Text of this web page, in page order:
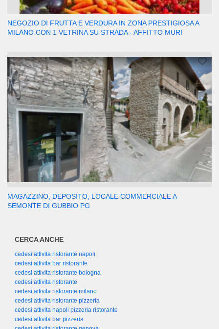
NEGOZIO DI FRUTTA E VERDURA IN ZONA PRESTIGIOSA A
MILANO CON 1 VETRINA SU STRADA - AFFITTO MURI
MAGAZZINO, DEPOSITO, LOCALE COMMERCIALE A
SEMONTE DI GUBBIO PG
CERCA ANCHE
cedesi attivita ristorante napoli
cedesi attivita bar ristorante
cedesi attivita ristorante bologna
cedesi attivita ristorante
cedesi attivita ristorante milano
cedesi attivita ristorante pizzeria
cedesi attivita napoli pizzeria ristorante
cedesi attivita bar pizzeria